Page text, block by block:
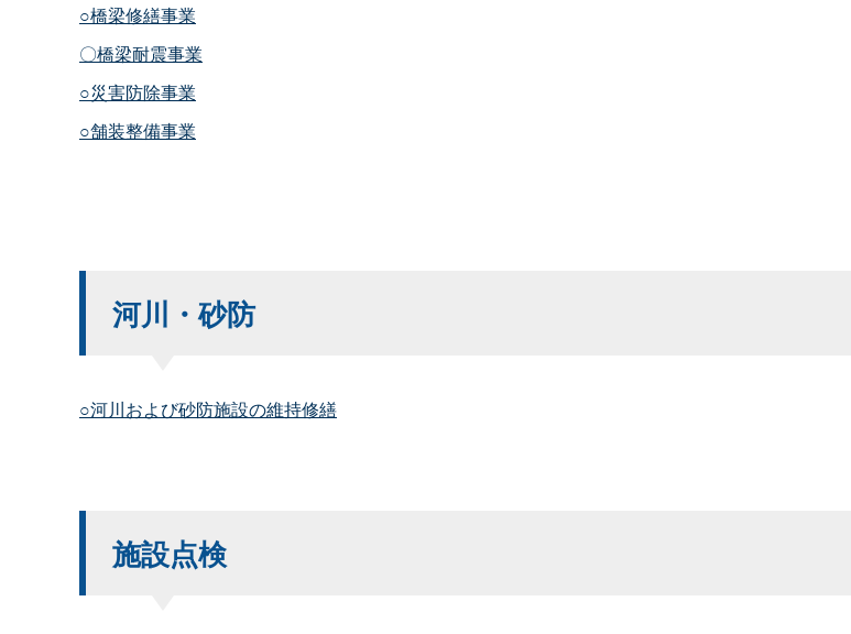
○橋梁修繕事業
〇橋梁耐震事業
○災害防除事業
○舗装整備事業
河川・砂防
○河川および砂防施設の維持修繕
施設点検